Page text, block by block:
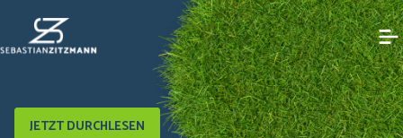
JETZT DURCHLESEN